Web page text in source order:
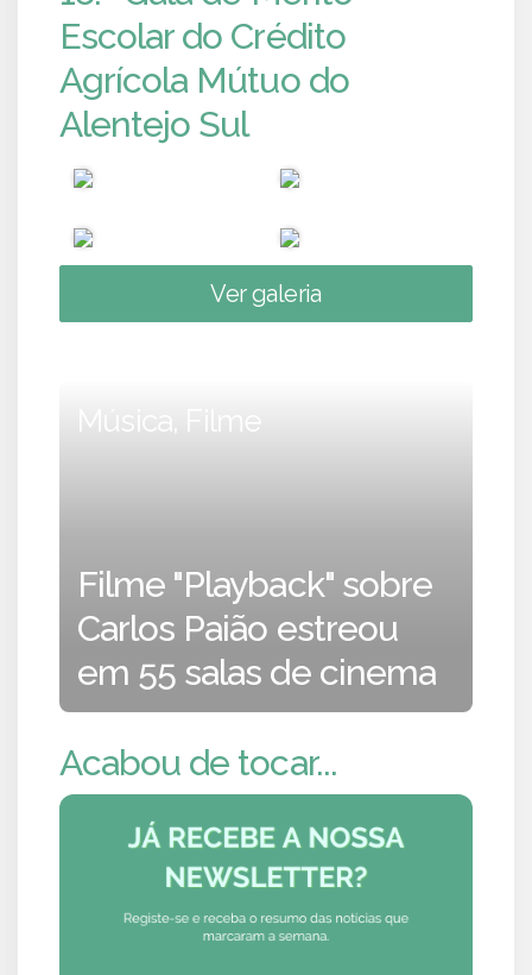
Escolar do Crédito
Agrícola Mútuo do
Alentejo Sul
Ver galeria
Música, Filme
Filme "Playback" sobre
Carlos Paião estreou
em 55 salas de cinema
Acabou de tocar...